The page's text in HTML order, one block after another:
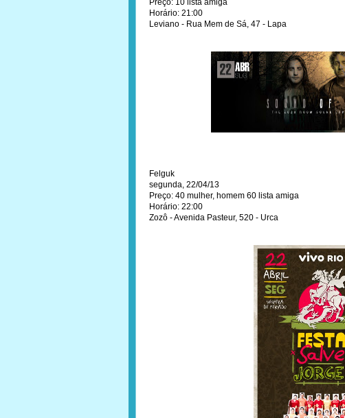
Preço: 10 lista amiga
Horário: 21:00
Leviano - Rua Mem de Sá, 47 - Lapa
Felguk
segunda, 22/04/13
Preço: 40 mulher, homem 60 lista amiga
Horário: 22:00
Zozô - Avenida Pasteur, 520 - Urca